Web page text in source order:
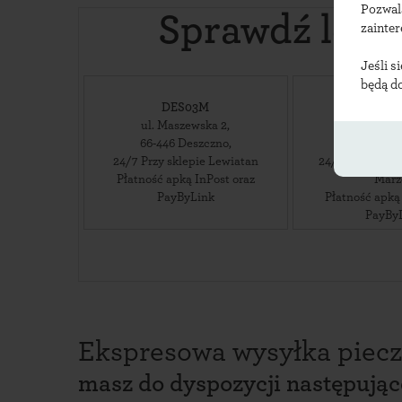
Jeśli
będą
Sprawdź
DES03M
ul. Maszewska 2,
66-446 Deszczno,
24/7 Przy sklepie Lewiatan
Płatność apką InPost oraz
PayByLink
24/7 przy
Płatność
Ekspresowa wysyłka
masz do dyspozycji